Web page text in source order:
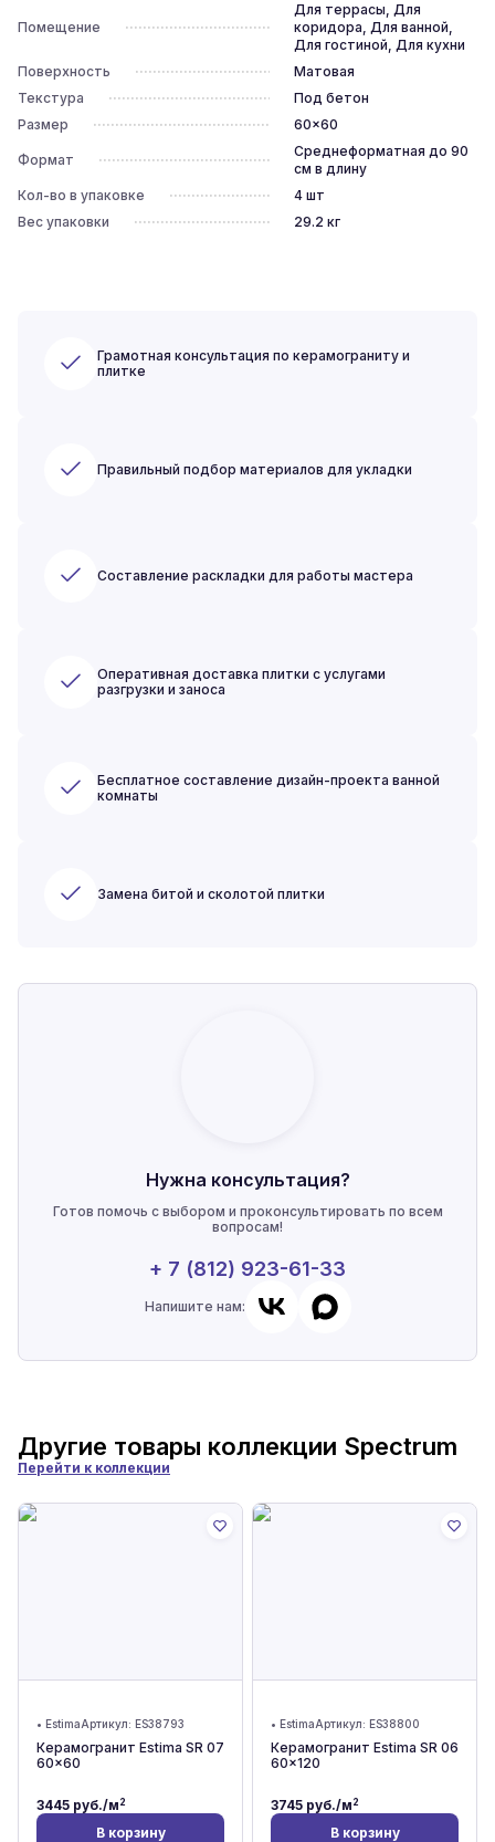
Помещение
Для террасы, Для
коридора, Для ванной,
Для гостиной, Для кухни
Поверхность
Матовая
Текстура
Под бетон
Размер
60x60
Формат
Среднеформатная до 90
см в длину
Кол-во в упаковке
4шт
Вес упаковки
29.2 кг
Грамотная консультация по керамограниту и
плитке
Правильный подбор материалов для укладки
Составление раскладки для работы мастера
Оперативная доставка плитки с услугами
разгрузки и заноса
Бесплатное составление дизайн-проекта ванной
комнаты
Замена битой и сколотой плитки
Нужна консультация?
Готов помочь с выбором и проконсультировать по всем
вопросам!
+ 7 (812) 923-61-33
Напишите нам:
Другие товары коллекции Spectrum
Перейти к коллекции
• EstimaАртикул: ES38793
Керамогранит Estima SR 07
60x60
3445 руб./м2
В корзину
• EstimaАртикул: ES38800
Керамогранит Estima SR 06
60x120
3745 руб./м2
В корзину